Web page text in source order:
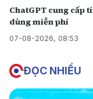
ChatGPT cung cấp
dùng miễn phí
07-08-2026, 08:53
ĐỌC NHIỀU